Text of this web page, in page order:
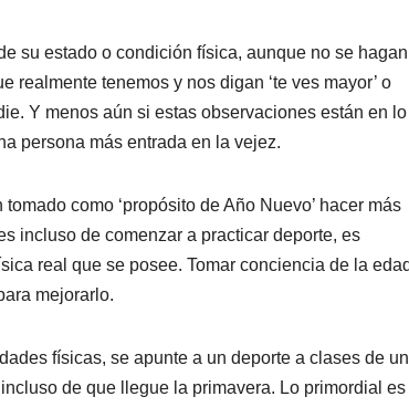
su estado o condición física, aunque no se hagan
tenemos y nos digan ‘te ves mayor’ o
Y menos aún si estas observaciones están en lo
persona más entrada en la vejez.
como ‘propósito de Año Nuevo’ hacer más
incluso de comenzar a practicar deporte, es
real que se posee. Tomar conciencia de la edad
mejorarlo.
físicas, se apunte a un deporte a clases de un
de que llegue la primavera. Lo primordial es